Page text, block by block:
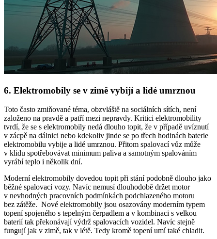
6. Elektromobily se v zimě vybijí a lidé umrznou
Toto často zmiňované téma, obzvláště na sociálních sítích, není
založeno na pravdě a patří mezi nepravdy. Kritici elektromobility
tvrdí, že se s elektromobily nedá dlouho topit, že v případě uvíznutí
v zácpě na dálnici nebo kdekoliv jinde se po třech hodinách baterie
elektromobilu vybije a lidé umrznou. Přitom spalovací vůz může
v klidu spotřebovávat minimum paliva a samotným spalováním
vyrábí teplo i několik dní.
Moderníelektromobily dovedou topit při stání podobně dlouho jako
běžné spalovací vozy. Navíc nemusí dlouhodobě držet motor
v nevhodných pracovních podmínkách podchlazeného motoru
bez zátěže. Nové elektromobily jsou osazovány moderním typem
topení spojeného s tepelným čerpadlem a v kombinaci s velkou
baterií tak překonávají výdrž spalovacích vozidel. Navíc stejně
fungují jak v zimě, tak v létě. Tedy kromě topení umí také chladit.